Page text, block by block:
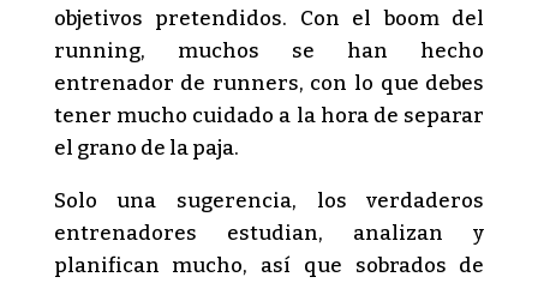
objetivos pretendidos. Con el boom del
running, muchos se han hecho
entrenador de runners, con lo que debes
tener mucho cuidado a la hora de separar
el grano de la paja.
Solo una sugerencia, los verdaderos
entrenadores estudian, analizan y
planifican mucho, así que sobrados de